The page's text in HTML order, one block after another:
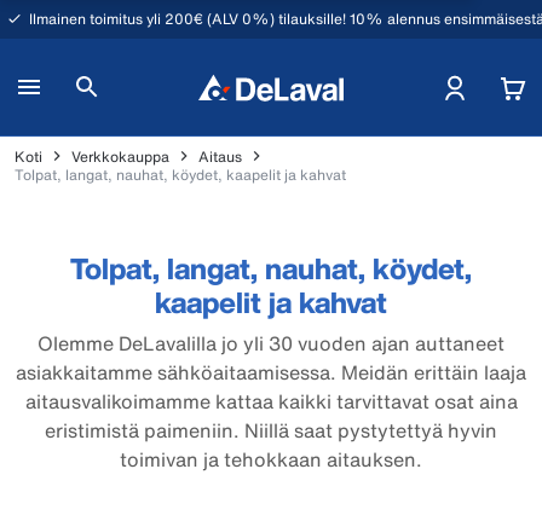
Ilmainen toimitus yli 200€ (ALV 0%) tilauksille! 10% alennus
Koti Verkkokauppa
Aitaus
Tolpat, langat, nauhat, köydet, kaapelit ja kahvat
Tolpat, langat, nauhat, köydet,
kaapelit ja kahvat
Olemme DeLavalilla jo yli 30 vuoden ajan auttaneet
asiakkaitamme sähköaitaamisessa. Meidän erittäin laaja
aitausvalikoimamme kattaa kaikki tarvittavat osat aina
eristimistä paimeniin. Niillä saat pystytettyä hyvin
toimivan ja tehokkaan aitauksen.